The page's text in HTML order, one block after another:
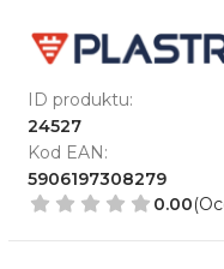
ID produktu:
24527
Kod EAN:
5906197308279
0.00